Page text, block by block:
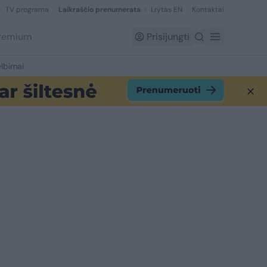
TV programa Laikraščio prenumerata Lrytas EN Kontaktai
Prisijungti